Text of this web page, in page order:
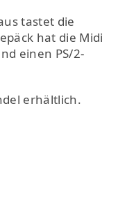
tastet die
hat die Midi
einen PS/2-
erhältlich.